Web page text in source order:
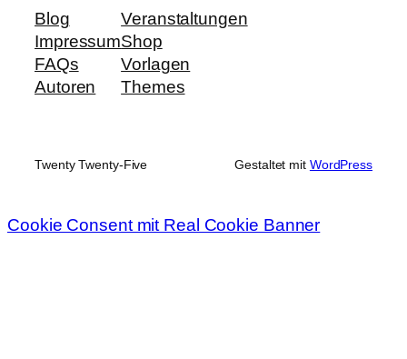
Blog
Impressum
FAQs
Autoren
Veranstaltungen
Shop
Vorlagen
Themes
Twenty Twenty-Five Gestaltet mit WordPress
Cookie Consent mit Real Cookie Banner